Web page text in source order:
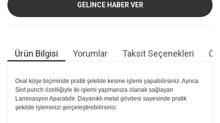
GELİNCE HABER VER
Ürün Bilgisi Yorumlar Taksit Seçenekleri
Oval köşe biçiminde pratik şekilde kesme işlemi yapabilirsiniz. Ayrıca
Slot punch özelliğiyle iki işlemi yapmanıza olanak sağlayan
Laminasyon Aparatıdır. Dayanıklı metal gövdesi sayesinde pratik
şekilde işleminizi gerçeleştirebilirsiniz.